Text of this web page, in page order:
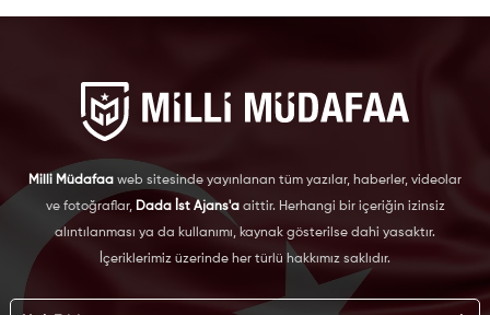
Milli Müdafaa web sitesinde yayınlanan tüm yazılar, haberler, videolar
ve fotoğraflar, Dada İst Ajans'aaittir. Herhangi bir içeriğin izinsiz
alıntılanması ya da kullanımı, kaynak gösterilse dahi yasaktır.
İçeriklerimiz üzerinde her türlü hakkımız saklıdır.